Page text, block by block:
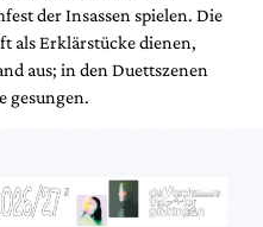
der Insassen spielen. Die
als Erklärstücke dienen,
aus; in den Duettszenen
gesungen.